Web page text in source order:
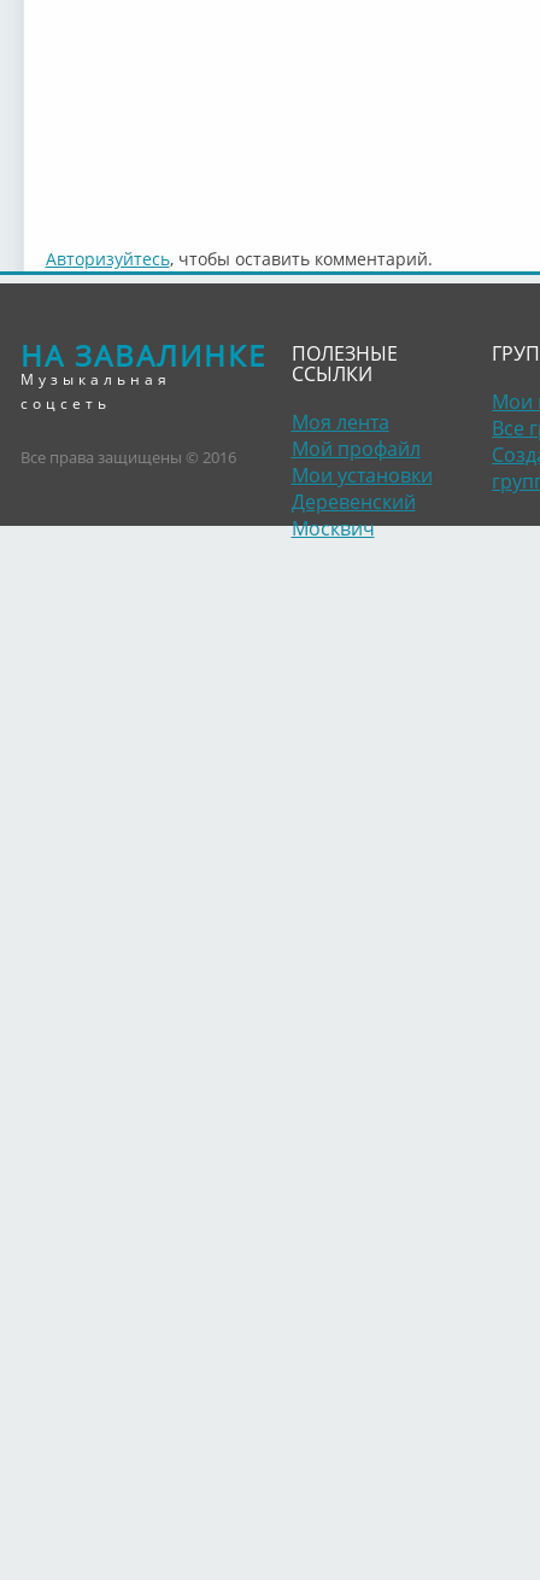
Авторизуйтесь, чтобы оставить комментарий.
НА ЗАВАЛИНКЕ
Музыкальная
соцсеть
Все права защищены © 2016
ПОЛЕЗНЫЕ
ССЫЛКИ
Моя лента
Мой профайл
Мои установки
Деревенский
Москвич
Мои
Все